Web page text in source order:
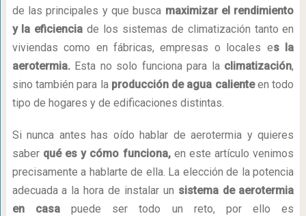
de las principales y que busca maximizar el rendimiento
y la eficiencia de los sistemas de climatización tanto en
viviendas como en fábricas, empresas o locales es la
aerotermia. Esta no solo funciona para la climatización,
sino también para la producción de agua calienteen todo
tipo de hogares y de edificaciones distintas.
Si nunca antes has oído hablar de aerotermia y quieres
saberqué es y cómo funciona,en este artículo venimos
precisamente a hablarte de ella. La elección de la potencia
adecuada a la hora de instalar un sistema de aerotermia
en casapuede ser todo un reto, por ello es